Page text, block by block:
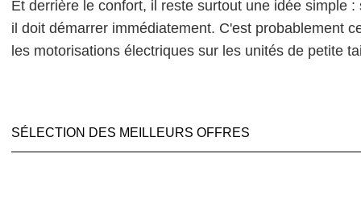
Et derrière le confort, il reste surtout une idée simple
il doit démarrer immédiatement. C'est probablement
les motorisations électriques sur les unités de petite
SÉLECTION DES MEILLEURS OFFRES